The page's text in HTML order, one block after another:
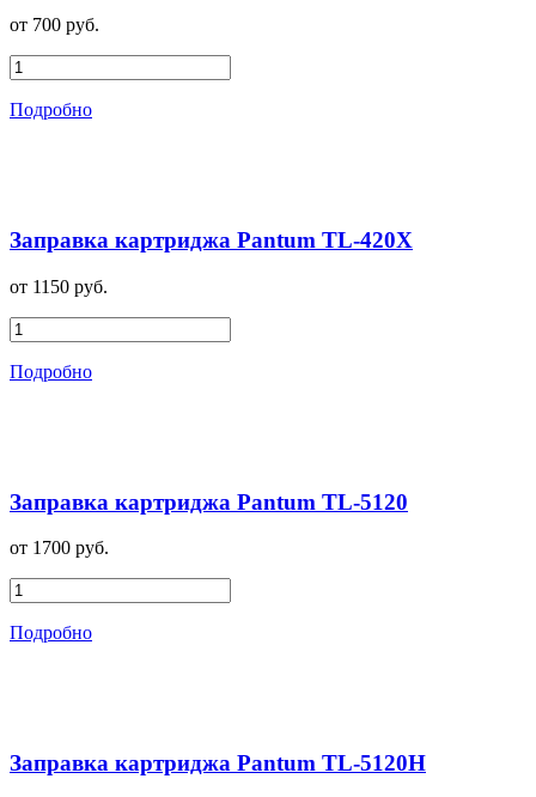
от 700 руб.
Подробно
Заправка картриджа Pantum TL-420X
от 1150 руб.
Подробно
Заправка картриджа Pantum TL-5120
от 1700 руб.
Подробно
Заправка картриджа Pantum TL-5120H